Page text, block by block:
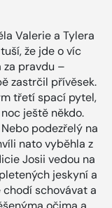
Valerie a Tylera
že jde o víc
za pravdu –
zastrčil přívěsek.
třetí spací pytel,
ještě někdo.
podezřelý na
nato vyběhla z
Josii vedou na
jeskyní a
schovávat a